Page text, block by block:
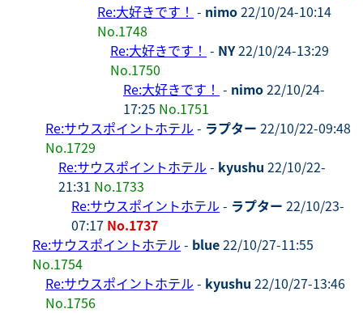
Re:大好きです！ - nimo22/10/24-10:14
No.1748
Re:大好きです！ - NY22/10/24-13:29
No.1750
Re:大好きです！ - nimo22/10/24-
17:25 No.1751
Re:サウスポイントホテル - ラプター 22/10/22-09:48
No.1729
Re:サウスポイントホテル - kyushu 22/10/22-
21:31 No.1733
Re:サウスポイントホテル - ラプター 22/10/23-
07:17 No.1737
Re:サウスポイントホテル - blue22/10/27-11:55
No.1754
Re:サウスポイントホテル - kyushu 22/10/27-13:46
No.1756